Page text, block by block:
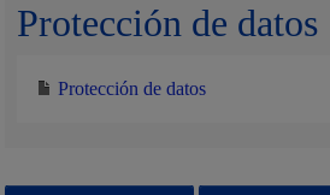
Protección de datos
Protección de datos